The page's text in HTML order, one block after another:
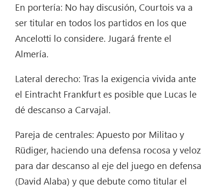
En portería: No hay discusión, Courtois va a
ser titular en todos los partidos en los que
Ancelotti lo considere. Jugará frente el
Almería.
Lateral derecho: Tras la exigencia vivida ante
el Eintracht Frankfurt es posible que Lucas le
dé descanso a Carvajal.
Pareja de centrales: Apuesto por Militao y
Rüdiger, haciendo una defensa rocosa y veloz
para dar descanso al eje del juego en defensa
(David Alaba) y que debute como titular el